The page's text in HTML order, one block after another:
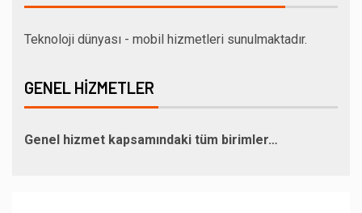
Teknoloji dünyası - mobil hizmetleri sunulmaktadır.
GENEL HIZMETLER
Genel hizmet kapsamındaki tüm birimler…